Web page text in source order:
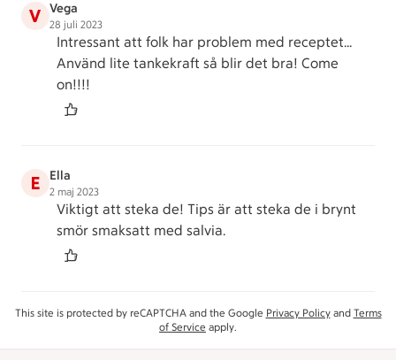
V Vega
28 juli 2023
Intressant att folk har problem med receptet...
Använd lite tankekraft så blir det bra! Come
on!!!!
E Ella
2 maj 2023
Viktigt att steka de! Tips är att steka de i brynt
smör smaksatt med salvia.
This site is protected by reCAPTCHA and the Google Privacy Policyand Terms
of Service apply.